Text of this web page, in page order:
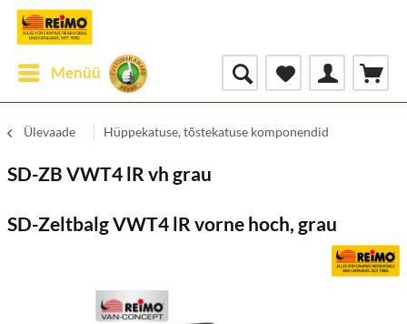
Menüü
Ülevaade Hüppekatuse, tõstekatuse komponendid
SD-ZB VWT4 lR vh grau
SD-Zeltbalg VWT4 lR vorne hoch, grau